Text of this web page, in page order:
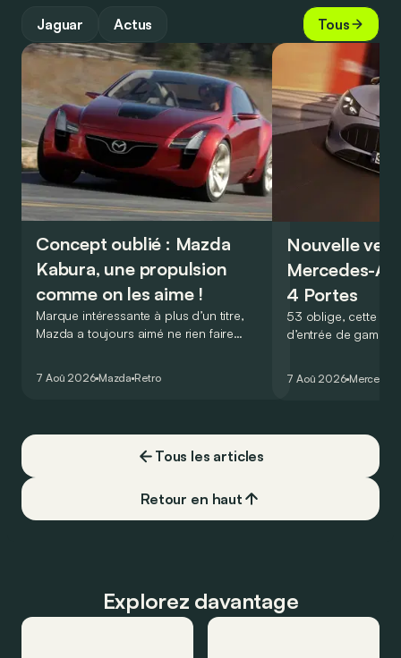
Jaguar Actus Tous
Concept oublié : Mazda
Kabura, une propulsion
comme on les aime !
Marque intéressante à plus d’un titre,
Mazda a toujours aimé ne rien faire
de la plus belle des manières…
7 Aoû 2026 Mazda Retro
Nouvelle
Mercedes-
4 Portes
53 oblige, cette
d’entrée de
moins…
7 Aoû 2026 Mercedes
Tous les articles
Retour en haut
Explorez davantage